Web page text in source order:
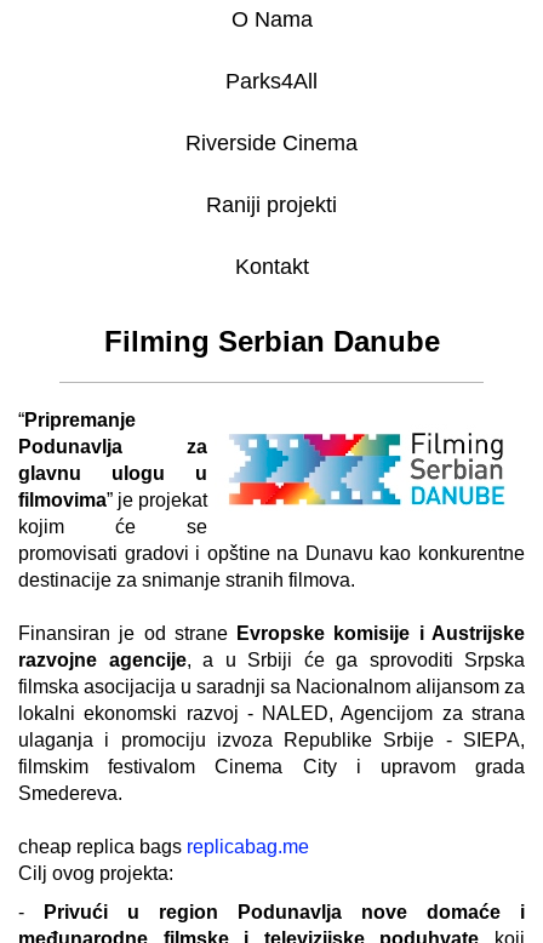
O Nama
Parks4All
Riverside Cinema
Raniji projekti
Kontakt
Filming Serbian Danube
“Pripremanje
Podunavlja za
glavnu ulogu u
filmovima” je projekat
kojim će se
promovisati gradovi i opštine na Dunavu kao konkurentne
destinacije za snimanje stranih filmova.
Finansiran je od strane Evropske komisije i Austrijske
razvojne agencije, a u Srbiji će ga sprovoditi Srpska
filmska asocijacija u saradnji sa Nacionalnom alijansom za
lokalni ekonomski razvoj - NALED, Agencijom za strana
ulaganja i promociju izvoza Republike Srbije - SIEPA,
filmskim festivalom Cinema City i upravom grada
Smedereva.
cheap replica bags replicabag.me
Cilj ovog projekta:
-
Privući u region Podunavlja nove domaće i
međunarodne filmske i televizijske poduhvate
koji